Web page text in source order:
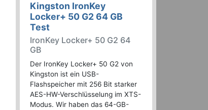
Kingston IronKey
Locker+ 50 G2 64 GB
Test
IronKey Locker+ 50 G2 64
GB
Der IronKey Locker+ 50 G2 von
Kingston ist ein USB-
Flashspeicher mit 256 Bit starker
AES-HW-Verschlüsselung im XTS-
Modus. Wir haben das 64-GB-